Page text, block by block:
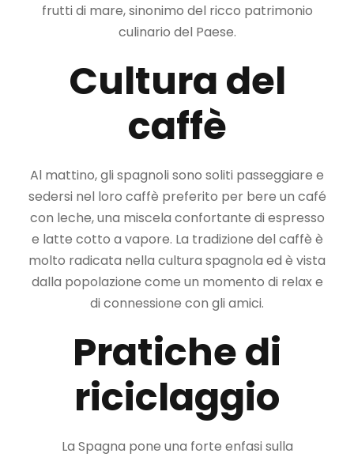
frutti di mare, sinonimo del ricco patrimonio
culinario del Paese.
Cultura del
caffè
Al mattino, gli spagnoli sono soliti passeggiare e
sedersi nel loro caffè preferito per bere un café
con leche, una miscela confortante di espresso
e latte cotto a vapore. La tradizione del caffè è
molto radicata nella cultura spagnola ed è vista
dalla popolazione come un momento di relax e
di connessione con gli amici.
Pratiche di
riciclaggio
La Spagna pone una forte enfasi sulla